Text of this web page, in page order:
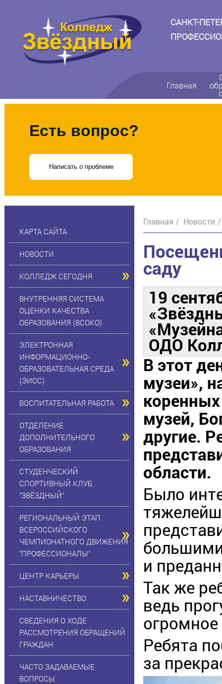
САНКТ-
Главная
Есть вопрос?
Написать о проблеме
КАРТА САЙТА
НОВОСТИ
КОЛЛЕДЖ СЕГОДНЯ
ВНУТРЕННЯЯ СИСТЕМА
ОЦЕНКИ КАЧЕСТВА
ОБРАЗОВАНИЯ (ВСОКО)
ЭЛЕКТРОННАЯ
ИНФОРМАЦИОННО-
ОБРАЗОВАТЕЛЬНАЯ СРЕДА
(ЭИОС)
ВОСПИТАТЕЛЬНАЯ РАБОТА
ОТДЕЛЕНИЕ
ДОПОЛНИТЕЛЬНОГО
ОБРАЗОВАНИЯ
СТУДЕНЧЕСКИЙ
СПОРТИВНЫЙ КЛУБ
"ЗВЁЗДНЫЙ"
РЕГИОНАЛЬНЫЙ ЭТАП
ВСЕРОССИЙСКОГО
ЧЕМПИОНАТНОГО ДВИЖЕНИЯ
"ПРОФЕССИОНАЛЫ"
ЦЕНТР КАРЬЕРЫ
НАСТАВНИЧЕСТВО
СВЕДЕНИЯ О ХОДЕ
РАССМОТРЕНИЯ ОБРАЩЕНИЙ
ГРАЖДАН
ЧАСТО ЗАДАВАЕМЫЕ
ВОПРОСЫ
Главная Новости
саду
19
ОДО
В этот
музеи»,
музей,
другие.
области.
Было
и
Так же
ведь
Ребята
за